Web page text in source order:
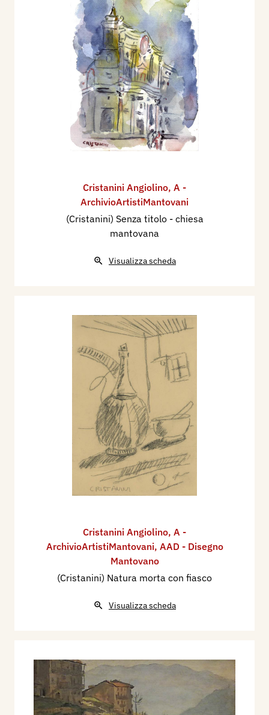
Cristanini Angiolino, A -
ArchivioArtistiMantovani
(Cristanini) Senza titolo - chiesa
mantovana
Visualizza scheda
Cristanini Angiolino, A -
ArchivioArtistiMantovani, AAD - Disegno
Mantovano
(Cristanini) Natura morta con fiasco
Visualizza scheda